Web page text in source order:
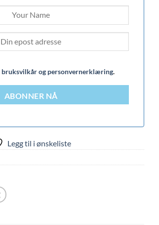
bruksvilkår og personvernerklæring.
ABONNER NÅ
Legg til i ønskeliste